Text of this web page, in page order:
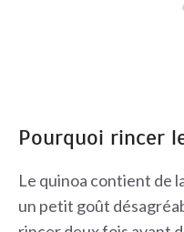
Pourquoi rincer
Le quinoa contient de
un petit goût